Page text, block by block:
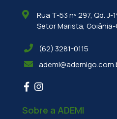
Rua T-53 nº 297, Qd. J-
Setor Marista, Goiânia-
(62) 3281-0115
Sobre a ADEMI